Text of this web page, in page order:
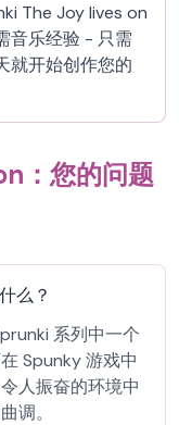
The Joy lives on
音乐经验 - 只需
就开始创作您的
：您的问题
么？
系列中一个
Spunky 游戏中
人振奋的环境中
调。